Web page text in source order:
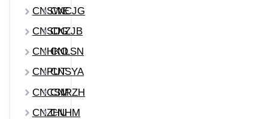
CNSWE
CNCJG
CNSDG
CNZJB
CNHKO
CNLSN
CNPUTCNSYA
CNCSM
CNRZH
CNZHU
CNHM